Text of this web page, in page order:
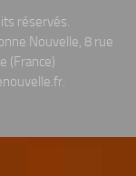
réservés.
Nouvelle, 8 rue
(France)